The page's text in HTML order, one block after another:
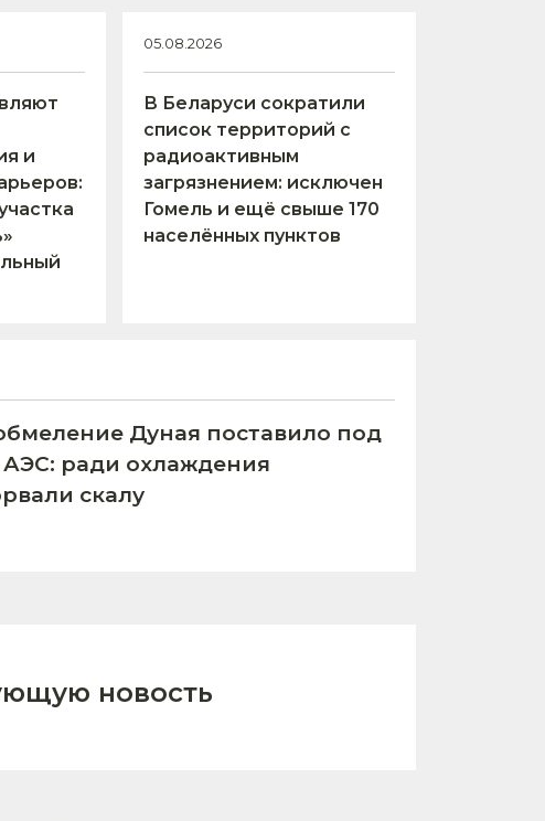
и
05.08.2026
В Беларуси сократили
список территорий с
радиоактивным
загрязнением: исключен
Гомель и ещё свыше 170
населённых пунктов
Дуная поставило под
АЭС: ради охлаждения
скалу
новость